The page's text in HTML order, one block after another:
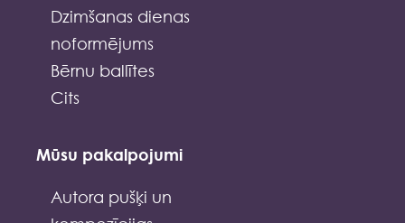
Dzimšanas dienas
noformējums
Bērnu ballītes
Cits
Mūsu pakalpojumi
Autora pušķi un